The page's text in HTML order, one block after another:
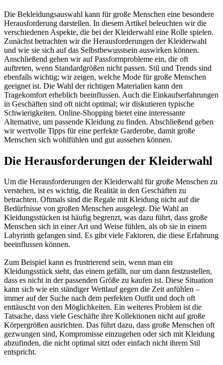
Die Bekleidungsauswahl kann für große Menschen eine besondere
Herausforderung darstellen. In diesem Artikel beleuchten wir die
verschiedenen Aspekte, die bei der Kleiderwahl eine Rolle spielen.
Zunächst betrachten wir die Herausforderungen der Kleiderwahl
und wie sie sich auf das Selbstbewusstsein auswirken können.
Anschließend gehen wir auf Passformprobleme ein, die oft
auftreten, wenn Standardgrößen nicht passen. Stil und Trends sind
ebenfalls wichtig; wir zeigen, welche Mode für große Menschen
geeignet ist. Die Wahl der richtigen Materialien kann den
Tragekomfort erheblich beeinflussen. Auch die Einkaufserfahrungen
in Geschäften sind oft nicht optimal; wir diskutieren typische
Schwierigkeiten. Online-Shopping bietet eine interessante
Alternative, um passende Kleidung zu finden. Abschließend geben
wir wertvolle Tipps für eine perfekte Garderobe, damit große
Menschen sich wohlfühlen und gut aussehen können.
Die Herausforderungen der Kleiderwahl
Um die Herausforderungen der Kleiderwahl für große Menschen zu
verstehen, ist es wichtig, die Realität in den Geschäften zu
betrachten. Oftmals sind die Regale mit Kleidung nicht auf die
Bedürfnisse von großen Menschen ausgelegt. Die Wahl an
Kleidungsstücken ist häufig begrenzt, was dazu führt, dass große
Menschen sich in einer Art und Weise fühlen, als ob sie in einem
Labyrinth gefangen sind. Es gibt viele Faktoren, die diese Erfahrung
beeinflussen können.
Zum Beispiel kann es frustrierend sein, wenn man ein
Kleidungsstück sieht, das einem gefällt, nur um dann festzustellen,
dass es nicht in der passenden Größe zu kaufen ist. Diese Situation
kann sich wie ein ständiger Wettlauf gegen die Zeit anfühlen –
immer auf der Suche nach dem perfekten Outfit und doch oft
enttäuscht von den Möglichkeiten. Ein weiteres Problem ist die
Tatsache, dass viele Geschäfte ihre Kollektionen nicht auf große
Körpergrößen ausrichten. Das führt dazu, dass große Menschen oft
gezwungen sind, Kompromisse einzugehen oder sich mit Kleidung
abzufinden, die nicht optimal sitzt oder einfach nicht ihrem Stil
entspricht.